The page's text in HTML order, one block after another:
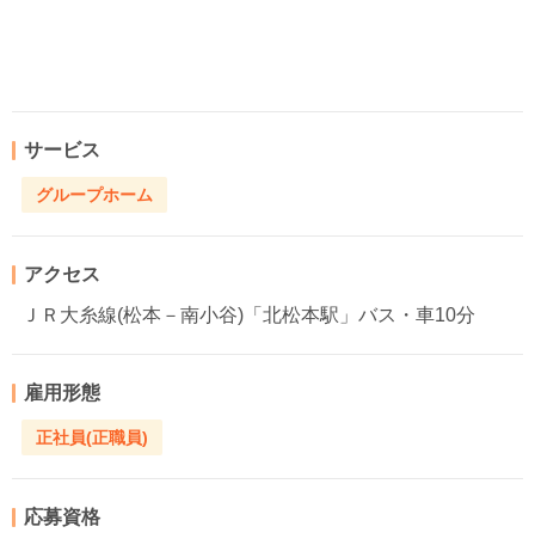
サービス
グループホーム
アクセス
ＪＲ大糸線(松本－南小谷)「北松本駅」バス・車10分
雇用形態
正社員(正職員)
応募資格